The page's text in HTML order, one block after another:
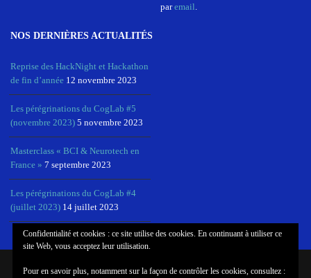
paremail
NOS DERNIÈRES ACTUALITÉS
Reprise des HackNight et Hackathon
de fin d’année 12 novembre 2023
Les pérégrinations du CogLab #5
(novembre 2023) 5 novembre 2023
Masterclass « BCI & Neurotech en
France » 7 septembre 2023
Les pérégrinations du CogLab #4
(juillet 2023) 14 juillet 2023
Confidentialité et cookies : ce site utilise des cookies. En continuant à utiliser ce
site Web, vous acceptez leur utilisation.
Pour en savoir plus, notamment sur la façon de contrôler les cookies, consultez :